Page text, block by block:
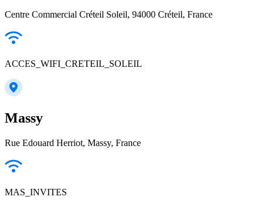
Centre Commercial Créteil Soleil, 94000 Créteil, France
ACCES_WIFI_CRETEIL_SOLEIL
Massy
Rue Edouard Herriot, Massy, France
MAS_INVITES